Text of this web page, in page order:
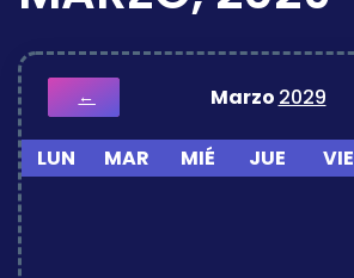
← Marzo 2029
LUN MAR MIÉ JUE VIE